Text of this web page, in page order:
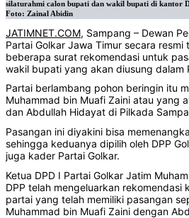
silaturahmi calon bupati dan wakil bupati di kantor
Foto: Zainal Abidin
JATIMNET.COM, Sampang – Dewan
Partai Golkar Jawa Timur secara resmi
beberapa surat rekomendasi untuk
wakil bupati yang akan diusung dalam
Partai berlambang pohon beringin itu
Muhammad bin Muafi Zaini atau yang
dan Abdullah Hidayat di Pilkada
Pasangan ini diyakini bisa
sehingga keduanya dipilih oleh DPP
juga kader Partai Golkar.
Ketua DPD I Partai Golkar Jatim
DPP telah mengeluarkan
partai yang telah memiliki pasangan
Muhammad bin Muafi Zaini dengan